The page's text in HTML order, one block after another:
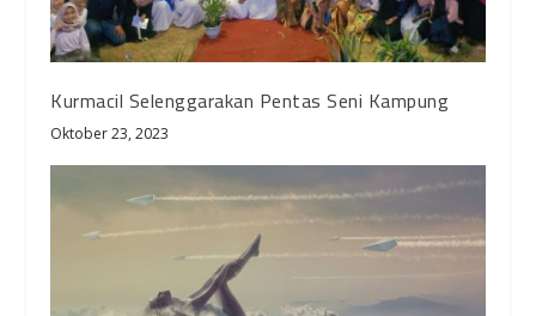
Kurmacil Selenggarakan Pentas Seni Kampung
Oktober 23, 2023